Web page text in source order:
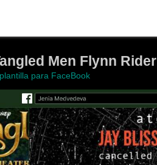
Men Flynn Rider
para FaceBook